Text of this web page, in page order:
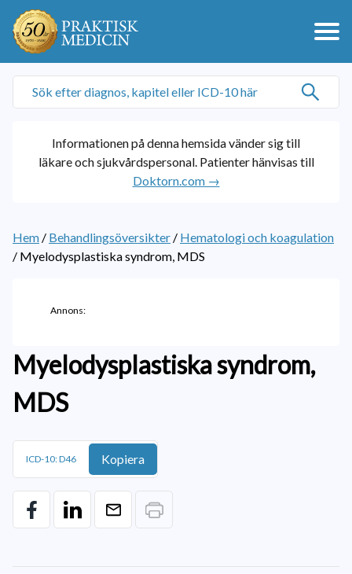
Informationen på denna hemsida vänder sig till
läkare och sjukvårdspersonal. Patienter hänvisas till
Doktorn.com →
Hem / Behandlingsöversikter / Hematologi och koagulation
/ Myelodysplastiska syndrom, MDS
Annons:
Myelodysplastiska syndrom,
MDS
ICD-10: D46 Kopiera